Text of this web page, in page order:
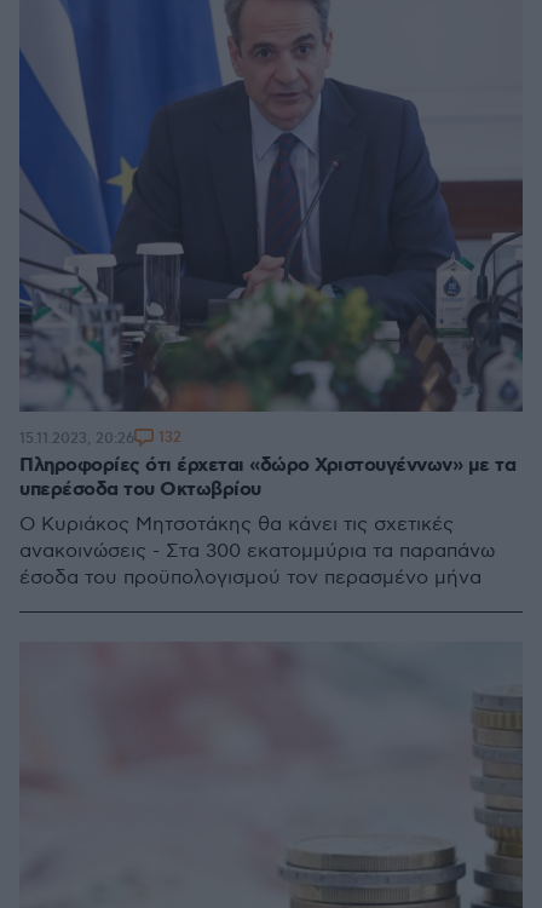
Πληροφορίες ότι έρχεται «δώρο Χριστουγέννων» με τα
υπερέσοδα του Οκτωβρίου
Ο Κυριάκος Μητσοτάκης θα κάνει τις σχετικές
ανακοινώσεις - Στα 300 εκατομμύρια τα παραπάνω
έσοδα του προϋπολογισμού τον περασμένο μήνα
15.11.2023, 20:26 132